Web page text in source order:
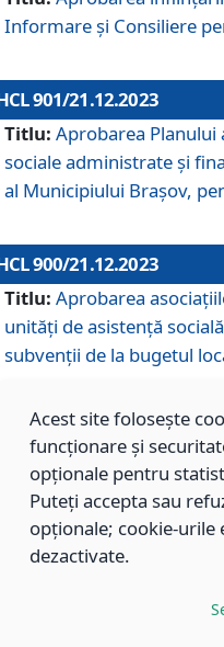
Informare și Consiliere
901/21.12.2023
Titlu: Aprobarea Planului
sociale administrate și
al Municipiului Brașov,
900/21.12.2023
Titlu: Aprobarea
unități de asistenţă
subvenţii de la bugetul
899/21.12.2023
Aprobarea
sociale furnizate în
Brașov, pentru anul 2024.
Modificarea
Acest site folosește
funcționare și
opționale pentru
Puteți accepta sau
opționale; cookie-urile
dezactivate.